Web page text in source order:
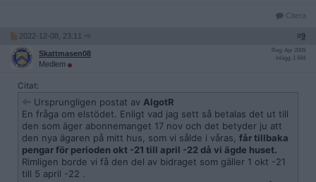
Citera
2022-12-08, 23:11 #9
Skattmasen08
Medlem
Reg: Apr 2009
Inlägg: 1 684
Citat:
Ursprungligen postat av AlgotR
En fråga om elstödet. Enligt vad jag sett så betalas det ut till
den som äger abonnemanget 17 nov och det betyder ju att
den nya ägaren på mitt hus, som vi sålde i våras, får tillbaka
pengar för perioden okt -21 till april -22 då vi ägde huset.
Rimligen borde vi få den del av bidraget som gäller 1 okt -21
till 5 april -22 .